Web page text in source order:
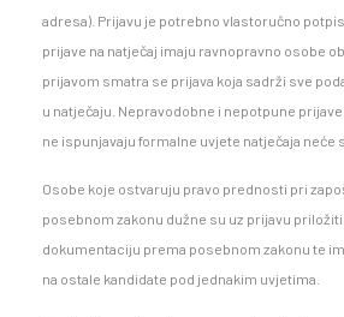
adresa). Prijavu je potrebno vlastoručno
prijave na natječaj imaju ravnopravno osobe
prijavom smatra se prijava koja sadrži sve
u natječaju. Nepravodobne i nepotpune
ne ispunjavaju formalne uvjete natječaja neće
Osobe koje ostvaruju pravo prednosti pri
posebnom zakonu dužne su uz prijavu
dokumentaciju prema posebnom zakonu te
na ostale kandidate pod jednakim uvjetima.